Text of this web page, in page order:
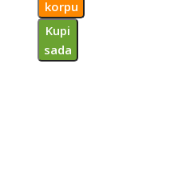
korpu
Kupi
sada